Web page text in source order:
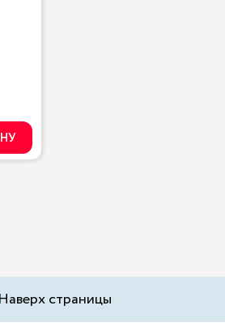
Наверх страницы